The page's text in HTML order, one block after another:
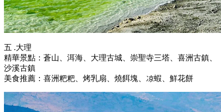
五 .大理
精華景點：蒼山、洱海、大理古城、崇聖寺三塔、喜洲古鎮、
沙溪古鎮
美食推薦：喜洲粑粑、烤乳扇、燒餌塊、凉蝦、鮮花餅